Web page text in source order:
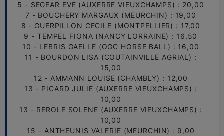
5 - SEGEAR EVE (AUXERRE VIEUXCHAMPS) : 20,00
7 - BOUCHERY MARGAUX (MEURCHIN) : 19,00
8 - GUERPILLON CECILE (MONTPELLIER) : 17,00
9 - TEMPEL FIONA (NANCY LORRAINE) : 16,50
10 - LEBRIS GAELLE (OGC HORSE BALL) : 16,00
11 - BOURDON LISA (COUTAINVILLE AGRIAL) :
15,00
12 - AMMANN LOUISE (CHAMBLY) : 12,00
13 - PICARD JULIE (AUXERRE VIEUXCHAMPS) :
10,00
13 - REROLE SOLENE (AUXERRE VIEUXCHAMPS) :
10,00
15 - ANTHEUNIS VALERIE (MEURCHIN) : 9,00